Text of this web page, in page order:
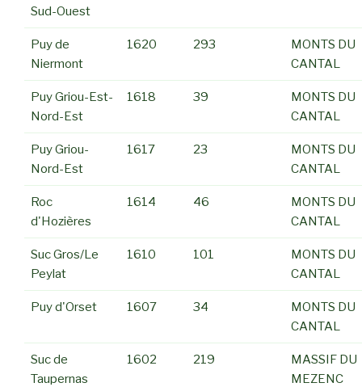
Sud-Ouest
Puy de
Niermont
1620 293
MONTS DU
CANTAL
Puy Griou-Est-
Nord-Est
1618 39
MONTS DU
CANTAL
Puy Griou-
Nord-Est
1617 23
MONTS DU
CANTAL
Roc
d'Hozières
1614 46
MONTS DU
CANTAL
Suc Gros/Le
Peylat
1610 101
MONTS DU
CANTAL
Puy d'Orset 1607 34
MONTS DU
CANTAL
Suc de
Taupernas
1602 219
MASSIF DU
MEZENC